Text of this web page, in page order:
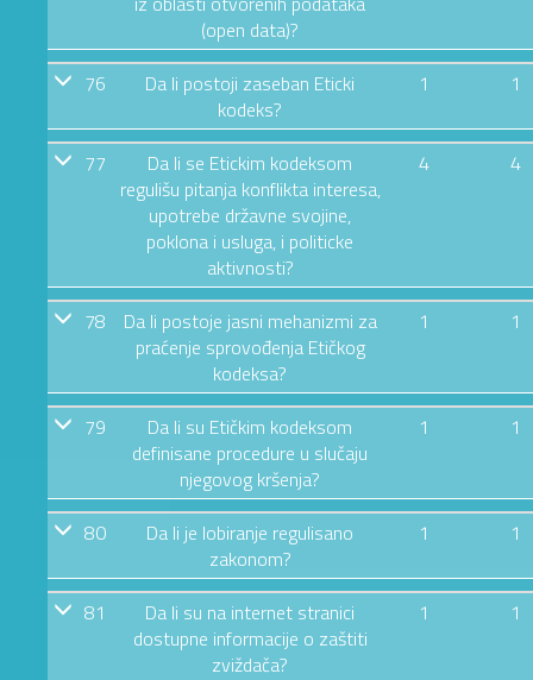
(open data)?
76
Da li postoji zaseban Eticki
kodeks?
1 1
77
Da li se Etickim kodeksom
regulišu pitanja konflikta interesa,
upotrebe državne svojine,
poklona i usluga, i politicke
aktivnosti?
4 4
78
Da li postoje jasni mehanizmi za
praćenje sprovođenja Etičkog
kodeksa?
1 1
79
Da li su Etičkim kodeksom
definisane procedure u slučaju
njegovog kršenja?
1 1
80
Da li je lobiranje regulisano
zakonom?
1 1
81
Da li su na internet stranici
dostupne informacije o zaštiti
zviždača?
1 1